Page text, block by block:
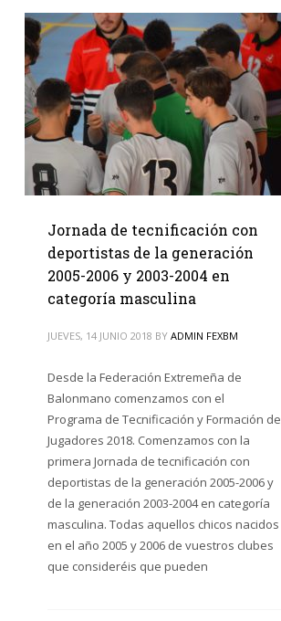
Jornada de tecnificación con
deportistas de la generación
2005-2006 y 2003-2004 en
categoría masculina
JUEVES, 14 JUNIO 2018 BY ADMIN FEXBM
Desde la Federación Extremeña de
Balonmano comenzamos con el
Programa de Tecnificación y Formación de
Jugadores 2018. Comenzamos con la
primera Jornada de tecnificación con
deportistas de la generación 2005-2006 y
de la generación 2003-2004 en categoría
masculina. Todas aquellos chicos nacidos
en el año 2005 y 2006 de vuestros clubes
que consideréis que pueden